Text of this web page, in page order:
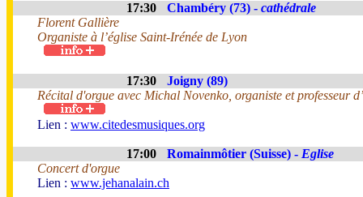
17:30 Chambéry (73) - cathédrale
Florent Gallière
Organiste à l’église Saint-Irénée de Lyon
17:30
Joigny (89)
Récital d'orgue avec Michal Novenko, organiste et professeur
Lien : www.citedesmusiques.org
17:00 Romainmôtier (Suisse) - Eglise
Concert d'orgue
Lien : www.jehanalain.ch